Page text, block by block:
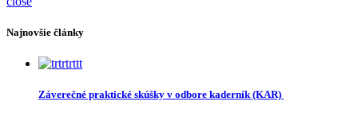
Najnovšie články
Záverečné praktické skúšky v odbore kaderník (KAR)